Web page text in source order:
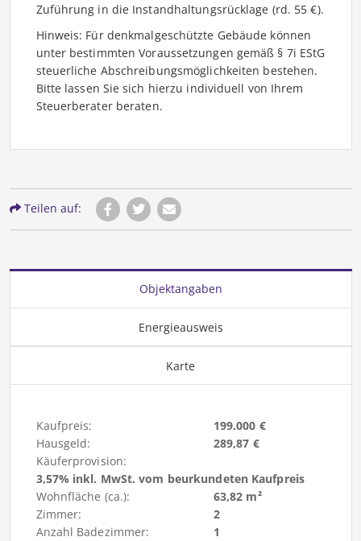
Zuführung in die Instandhaltungsrücklage (rd. 55 €).
Hinweis: Für denkmalgeschützte Gebäude können
unter bestimmten Voraussetzungen gemäß § 7i EStG
steuerliche Abschreibungsmöglichkeiten bestehen.
Bitte lassen Sie sich hierzu individuell von Ihrem
Steuerberater beraten.
Teilen auf:
Objektangaben
Energieausweis
Karte
Kaufpreis:
199.000 €
Hausgeld:
289,87 €
Käuferprovision:
3,57% inkl. MwSt. vom beurkundeten Kaufpreis
Wohnfläche (ca.):
63,82 m²
Zimmer:
2
Anzahl Badezimmer:
1